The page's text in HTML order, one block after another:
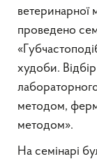
ветеринарної
проведено
худоби.
методом,
методом».
На семінарі